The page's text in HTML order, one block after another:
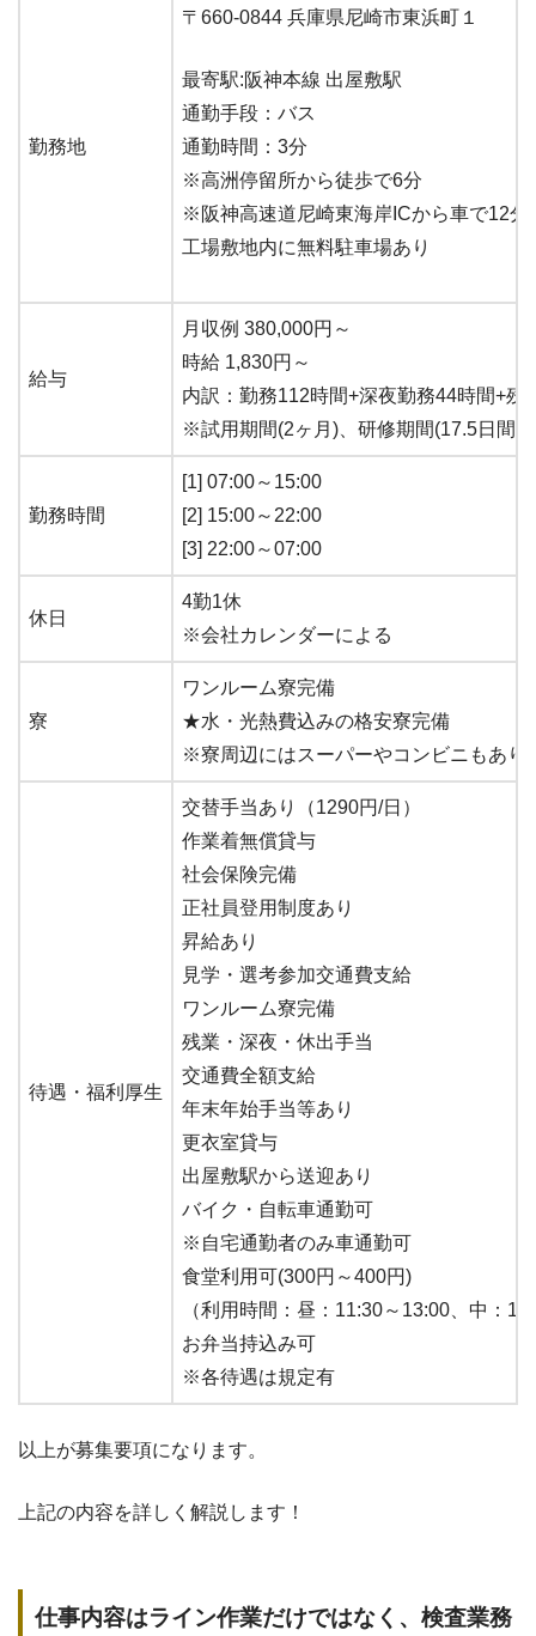
勤務地
〒660-0844 兵庫県尼崎市東浜町１
最寄駅:阪神本線 出屋敷駅
通勤手段：バス
通勤時間：3分
※高洲停留所から徒歩で6分
※阪神高速道尼崎東海岸ICから車で12分
工場敷地内に無料駐車場あり
給与
月収例 380,000円～
時給 1,830円～
内訳：勤務112時間+深夜勤務44時間+
※試用期間(2ヶ月)、研修期間(17.5日間)
勤務時間
[1] 07:00～15:00
[2] 15:00～22:00
[3] 22:00～07:00
休日
4勤1休
※会社カレンダーによる
寮
ワンルーム寮完備
★水・光熱費込みの格安寮完備
※寮周辺にはスーパーやコンビニもあり
待遇・福利厚生
交替手当あり（1290円/日）
作業着無償貸与
社会保険完備
正社員登用制度あり
昇給あり
見学・選考参加交通費支給
ワンルーム寮完備
残業・深夜・休出手当
交通費全額支給
年末年始手当等あり
更衣室貸与
出屋敷駅から送迎あり
バイク・自転車通勤可
※自宅通勤者のみ車通勤可
食堂利用可(300円～400円)
（利用時間：昼：11:30～13:00、中：
お弁当持込み可
※各待遇は規定有
以上が募集要項になります。
上記の内容を詳しく解説します！
仕事内容はライン作業だけではなく、検査業務